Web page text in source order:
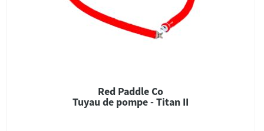
Red Paddle Co
Tuyau de pompe - Titan II